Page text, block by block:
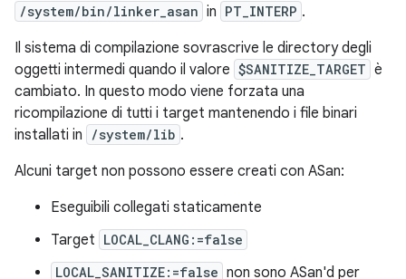
/system/bin/linker_asan in PT_INTERP .
Il sistema di compilazione sovrascrive le directory degli
oggetti intermedi quando il valore $SANITIZE_TARGET è
cambiato. In questo modo viene forzata una
ricompilazione di tutti i target mantenendo i file binari
installati in
/system/lib .
Alcuni target non possono essere creati con ASan:
Eseguibili collegati staticamente
Target LOCAL_CLANG:=false
LOCAL_SANITIZE:=false non sono ASan'd per